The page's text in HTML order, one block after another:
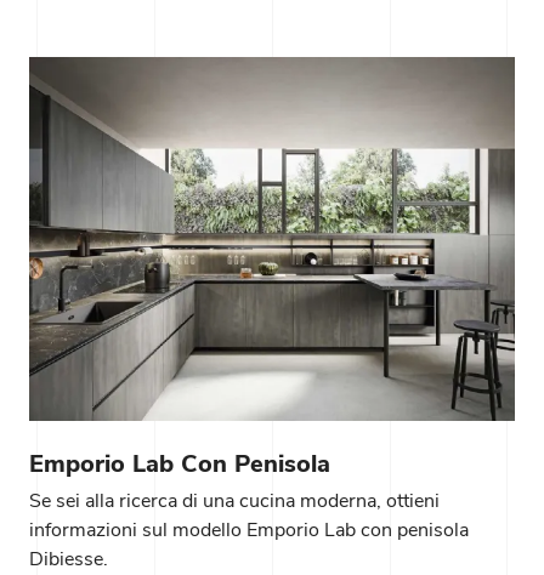
Emporio Lab Con Penisola
Se sei alla ricerca di una cucina moderna, ottieni
informazioni sul modello Emporio Lab con penisola
Dibiesse.